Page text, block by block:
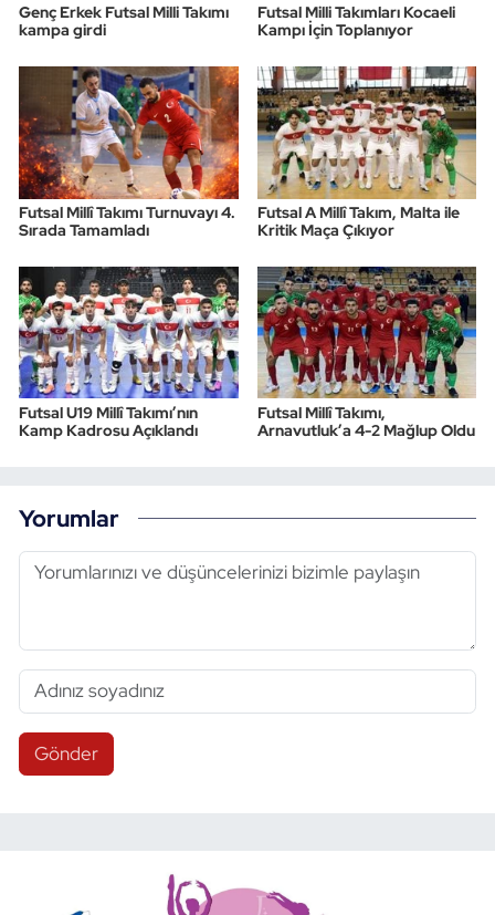
Genç Erkek Futsal Milli Takımı
kampa girdi
Futsal Milli Takımları Kocaeli
Kampı İçin Toplanıyor
Futsal Millî Takımı Turnuvayı 4.
Sırada Tamamladı
Futsal A Millî Takım, Malta ile
Kritik Maça Çıkıyor
Futsal U19 Millî Takımı’nın
Kamp Kadrosu Açıklandı
Futsal Millî Takımı,
Arnavutluk’a 4-2 Mağlup Oldu
Yorumlar
Gönder